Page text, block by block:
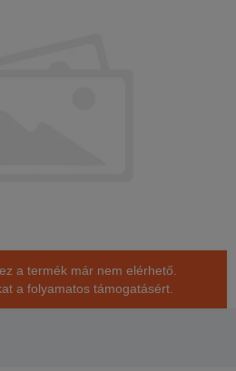
a termék már nem elérhető.
a folyamatos támogatásért.